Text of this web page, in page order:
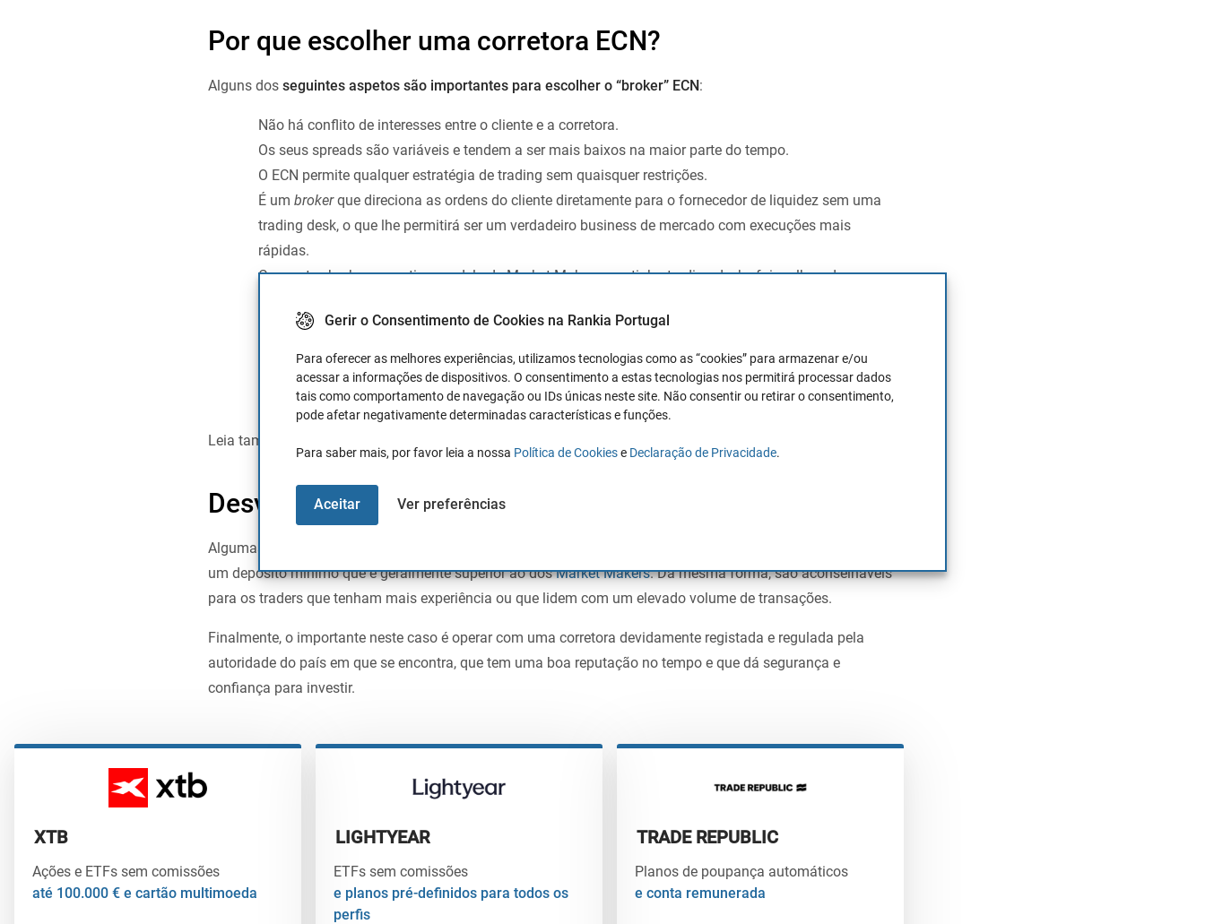
Gerir o Consentimento de Cookies na Rankia Portugal
Para oferecer as melhores experiências, utilizamos tecnologias como as “cookies” para armazenar e/ou
acessar a informações de dispositivos. O consentimento a estas tecnologias nos permitirá processar dados
tais como comportamento de navegação ou IDs únicas neste site. Não consentir ou retirar o consentimento,
pode afetar negativamente determinadas características e funções.
Para saber mais, por favor leia a nossa Política de Cookiese Declaração de Privacidade.
Aceitar Ver preferências
Por que escolher uma corretora ECN?
Alguns dos seguintes aspetos são importantes para escolher o “broker” ECN:
Não há conflito de interesses entre o cliente e a corretora.
Os seus spreads são variáveis e tendem a ser mais baixos na maior parte do tempo.
O ECN permite qualquer estratégia de trading sem quaisquer restrições.
É um brokerque direciona as ordens do cliente diretamente para o fornecedor de liquidez sem uma
trading desk, o que lhe permitirá ser um verdadeiro business de mercado com execuções mais
rápidas.
Com estes brokers, o antigo modelo de Market Makers que tinha trading desks foi melhorado, porque
reduzindo perdas para os seus clientes e aumentando o incentivo para que os clientes ganhem mais
com spreads ou comissões.
Quanto maior for a concorrência para os clientes entre brokers sem trading desk, menor é o custo de
cada transação.
Leia também:
Desvantagens Corretora ECN
Algumas das desvantagens são que o ECN
um depósito mínimo que é geralmente superior ao dosMarket Makers. Da mesma forma, são aconselháveis
para os traders que tenham mais experiência ou que lidem com um elevado volume de transações.
Finalmente, o importante neste caso é operar com uma corretora devidamente registada e regulada pela
autoridade do país em que se encontra, que tem uma boa reputação no tempo e que dá segurança e
confiança para investir.
XTB
Ações e ETFs sem comissões
até 100.000 € e cartão multimoeda
LIGHTYEAR
ETFs sem comissões
e planos pré-definidos para todos os
perfis
TRADE REPUBLIC
Planos de poupança automáticos
e conta remunerada